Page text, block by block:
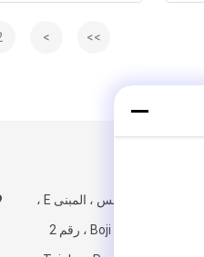
> >>
الطابق الخامس ، المبنى E ،
وادي Boji Zhihui ، رقم 2